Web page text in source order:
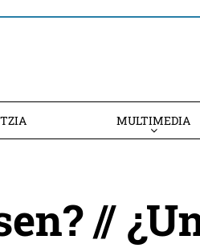
MULTIMEDIA
//